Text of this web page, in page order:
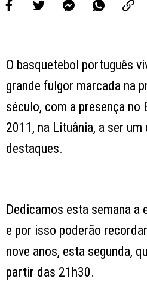
O basquetebol português
grande fulgor marcada na
século, com a presença no
2011, na Lituânia, a ser um
destaques.
Dedicamos esta semana a
e por isso poderão
nove anos, esta segunda,
partir das 21h30.